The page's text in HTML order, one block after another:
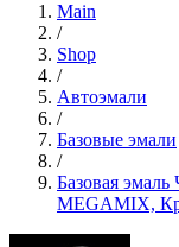
Main
/
Shop
/
Автоэмали
/
Базовые эмали
/
Базовая эмаль
MEGAMIX,